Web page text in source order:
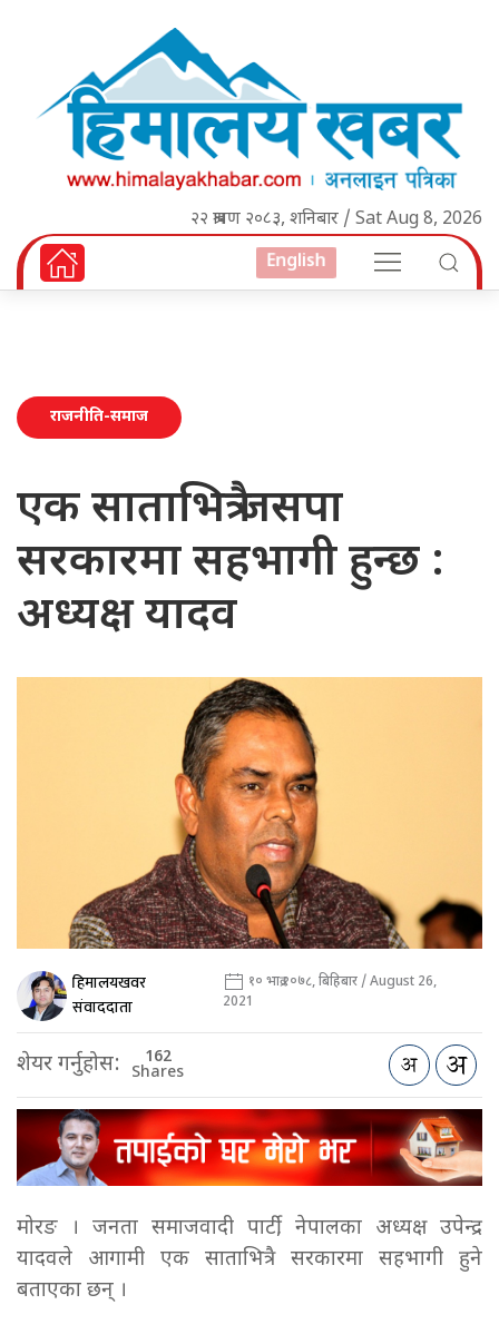
२२ श्रावण २०८३, शनिबार / Sat Aug 8, 2026
English
राजनीति-समाज
एक साताभित्रै जसपा
सरकारमा सहभागी हुन्छ :
अध्यक्ष यादव
हिमालयखवर
संवाददाता
१० भाद्र २०७८, बिहिबार / August 26,
2021
शेयर गर्नुहोस: 162
Shares
मोरङ । जनता समाजवादी पार्टी, नेपालका अध्यक्ष उपेन्द्र
यादवले आगामी एक साताभित्रै सरकारमा सहभागी हुने
बताएका छन् ।